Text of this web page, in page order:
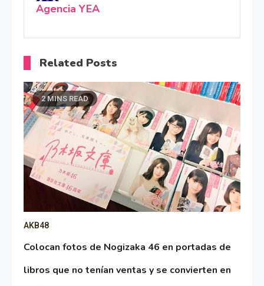
Agencia YEA
Related Posts
2 MINS READ
AKB48
Colocan fotos de Nogizaka 46 en portadas de
libros que no tenían ventas y se convierten en